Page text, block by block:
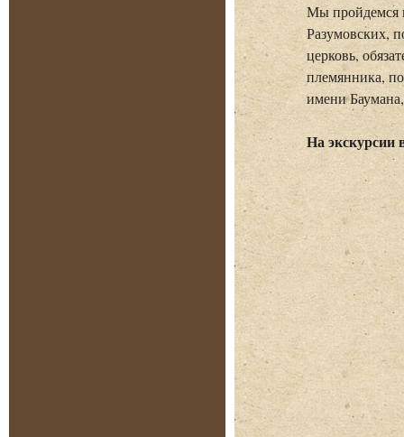
Мы пройдемся
Разумовских,
церковь,
племянника,
имени
На экскурсии